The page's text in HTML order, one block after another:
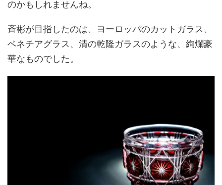
のかもしれませんね。
斉彬が目指したのは、ヨーロッパのカットガラス、
ベネチアグラス、清の乾隆ガラスのような、絢爛豪
華なものでした。